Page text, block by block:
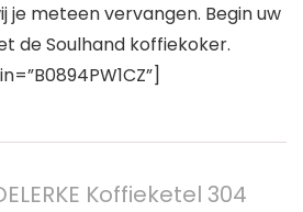
je meteen vervangen. Begin uw
de Soulhand koffiekoker.
Koffieketel 304